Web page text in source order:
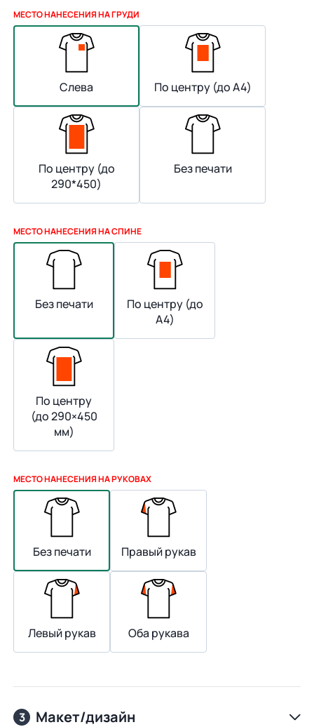
МЕСТО НАНЕСЕНИЯ НА ГРУДИ
Слева По центру (до А4)
По центру (до
290*450)
Без печати
МЕСТО НАНЕСЕНИЯ НА СПИНЕ
Без печати
По центру (до
А4)
По центру
(до 290×450
мм)
МЕСТО НАНЕСЕНИЯ НА РУКОВАХ
Без печати Правый рукав
Левый рукав Оба рукава
3 Макет/дизайн